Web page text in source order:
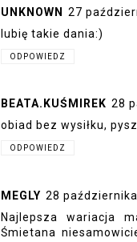
UNKNOWN 27
lubię takie dania:)
ODPOWIEDZ
BEATA.KUŚMIREK 28
obiad bez wysiłku,
ODPOWIEDZ
MEGLY 28
Najlepsza wariacja
Śmietana